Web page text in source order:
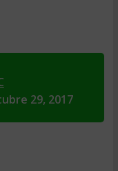
29, 2017